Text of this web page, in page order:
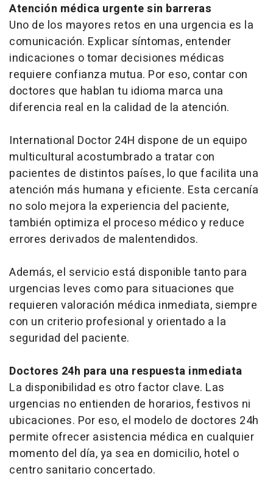
Atención médica urgente sin barreras
Uno de los mayores retos en una urgencia es la
comunicación. Explicar síntomas, entender
indicaciones o tomar decisiones médicas
requiere confianza mutua. Por eso, contar con
doctores que hablan tu idioma marca una
diferencia real en la calidad de la atención.
International Doctor 24H dispone de un equipo
multicultural acostumbrado a tratar con
pacientes de distintos países, lo que facilita una
atención más humana y eficiente. Esta cercanía
no solo mejora la experiencia del paciente,
también optimiza el proceso médico y reduce
errores derivados de malentendidos.
Además, el servicio está disponible tanto para
urgencias leves como para situaciones que
requieren valoración médica inmediata, siempre
con un criterio profesional y orientado a la
seguridad del paciente.
Doctores 24h para una respuesta inmediata
La disponibilidad es otro factor clave. Las
urgencias no entienden de horarios, festivos ni
ubicaciones. Por eso, el modelo de doctores 24h
permite ofrecer asistencia médica en cualquier
momento del día, ya sea en domicilio, hotel o
centro sanitario concertado.